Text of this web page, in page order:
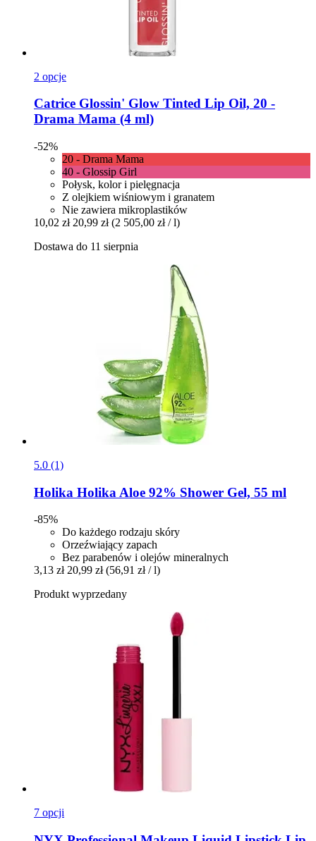
2 opcje
Catrice Glossin' Glow Tinted Lip Oil, 20 -​
Drama Mama (4 ml)
-52%
20 - Drama Mama
40 - Glossip Girl
Połysk, kolor i pielęgnacja
Z olejkiem wiśniowym i granatem
Nie zawiera mikroplastików
10,02 zł 20,99 zł (2 505,00 zł / l)
Dostawa do 11 sierpnia
5.0 (1)
Holika Holika Aloe 92% Shower Gel, 55 ml
-85%
Do każdego rodzaju skóry
Orzeźwiający zapach
Bez parabenów i olejów mineralnych
3,13 zł 20,99 zł (56,91 zł / l)
Produkt wyprzedany
7 opcji